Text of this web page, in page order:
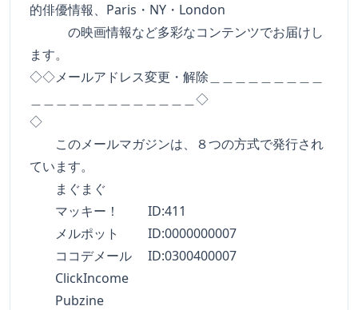
的俳優情報、Paris・NY・London
の映画情報など多彩なコンテンツでお届けし
ます。
◇◇メールアドレス変更・解除＿＿＿＿＿＿＿＿＿
＿＿＿＿＿＿＿＿＿＿＿＿＿◇
◇
このメールマガジンは、８つの方式で発行され
ています。
まぐまぐ
マッキー！ ID:411
メルポット ID:0000000007
ココデメール ID:0300400007
ClickIncome
Pubzine